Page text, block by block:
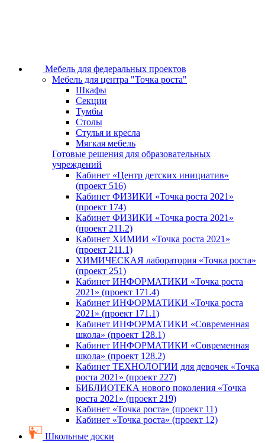
Мебель для федеральных проектов
Мебель для центра "Точка роста"
Шкафы
Секции
Тумбы
Столы
Стулья и кресла
Мягкая мебель
Готовые решения для образовательных
учреждений
Кабинет «Центр детских инициатив»
(проект 516)
Кабинет ФИЗИКИ «Точка роста 2021»
(проект 174)
Кабинет ФИЗИКИ «Точка роста 2021»
(проект 211.2)
Кабинет ХИМИИ «Точка роста 2021»
(проект 211.1)
ХИМИЧЕСКАЯ лаборатория «Точка роста»
(проект 251)
Кабинет ИНФОРМАТИКИ «Точка роста
2021» (проект 171.4)
Кабинет ИНФОРМАТИКИ «Точка роста
2021» (проект 171.1)
Кабинет ИНФОРМАТИКИ «Современная
школа» (проект 128.1)
Кабинет ИНФОРМАТИКИ «Современная
школа» (проект 128.2)
Кабинет ТЕХНОЛОГИИ для девочек «Точка
роста 2021» (проект 227)
БИБЛИОТЕКА нового поколения «Точка
роста 2021» (проект 219)
Кабинет «Точка роста» (проект 11)
Кабинет «Точка роста» (проект 12)
Школьные доски